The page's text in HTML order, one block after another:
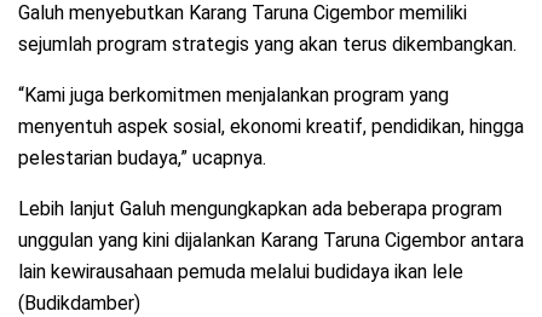
Galuh menyebutkan Karang Taruna Cigembor memiliki
sejumlah program strategis yang akan terus dikembangkan.
“Kami juga berkomitmen menjalankan program yang
menyentuh aspek sosial, ekonomi kreatif, pendidikan, hingga
pelestarian budaya,” ucapnya.
Lebih lanjut Galuh mengungkapkan ada beberapa program
unggulan yang kini dijalankan Karang Taruna Cigembor antara
lain kewirausahaan pemuda melalui budidaya ikan lele
(Budikdamber)